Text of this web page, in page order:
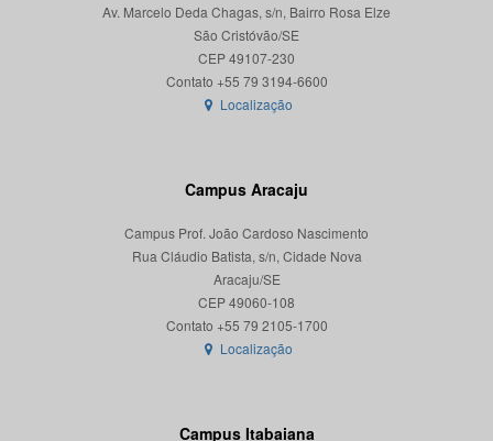
Av. Marcelo Deda Chagas, s/n, Bairro Rosa Elze
São Cristóvão/SE
CEP 49107-230
Localização
Campus Aracaju
Campus Prof. João Cardoso Nascimento
Rua Cláudio Batista, s/n, Cidade Nova
Aracaju/SE
CEP 49060-108
Localização
Campus Itabaiana